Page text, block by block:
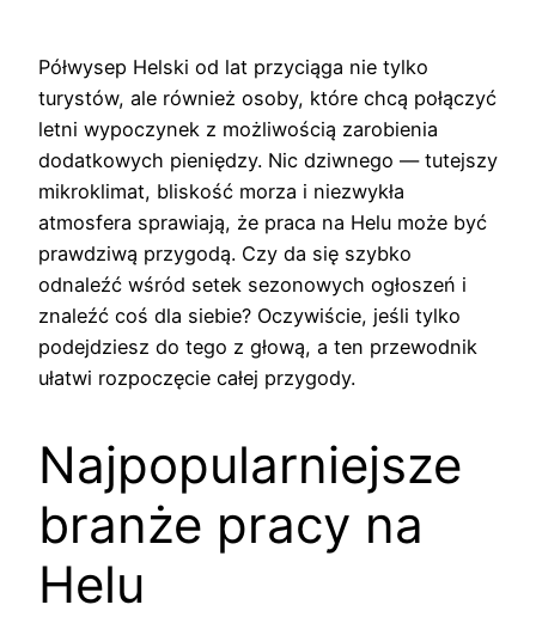
Półwysep Helski od lat przyciąga nie tylko
turystów, ale również osoby, które chcą połączyć
letni wypoczynek z możliwością zarobienia
dodatkowych pieniędzy. Nic dziwnego — tutejszy
mikroklimat, bliskość morza i niezwykła
atmosfera sprawiają, że praca na Helu może być
prawdziwą przygodą. Czy da się szybko
odnaleźć wśród setek sezonowych ogłoszeń i
znaleźć coś dla siebie? Oczywiście, jeśli tylko
podejdziesz do tego z głową, a ten przewodnik
ułatwi rozpoczęcie całej przygody.
Najpopularniejsze
branże pracy na
Helu